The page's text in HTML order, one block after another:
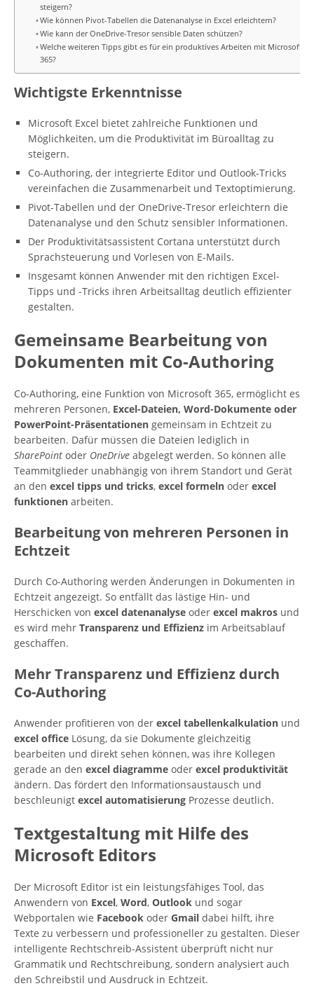
steigern?
Wie können Pivot-Tabellen die Datenanalyse in Excel erleichtern?
Wie kann der OneDrive-Tresor sensible Daten schützen?
Welche weiteren Tipps gibt es für ein produktives Arbeiten mit Microsoft
365?
Wichtigste Erkenntnisse
Microsoft Excel bietet zahlreiche Funktionen und
Möglichkeiten, um die Produktivität im Büroalltag zu
steigern.
Co-Authoring, der integrierte Editor und Outlook-Tricks
vereinfachen die Zusammenarbeit und Textoptimierung.
Pivot-Tabellen und der OneDrive-Tresor erleichtern die
Datenanalyse und den Schutz sensibler Informationen.
Der Produktivitätsassistent Cortana unterstützt durch
Sprachsteuerung und Vorlesen von E-Mails.
Insgesamt können Anwender mit den richtigen Excel-
Tipps und -Tricks ihren Arbeitsalltag deutlich effizienter
gestalten.
Gemeinsame Bearbeitung von
Dokumenten mit Co-Authoring
Co-Authoring, eine Funktion von Microsoft 365, ermöglicht es
mehreren Personen, Excel-Dateien, Word-Dokumente oder
PowerPoint-Präsentationen gemeinsam in Echtzeit zu
bearbeiten. Dafür müssen die Dateien lediglich in
SharePoint oder OneDrive abgelegt werden. So können alle
Teammitglieder unabhängig von ihrem Standort und Gerät
an den excel tipps und tricks, excel formeln oder excel
funktionen arbeiten.
Bearbeitung von mehreren Personen in
Echtzeit
Durch Co-Authoring werden Änderungen in Dokumenten in
Echtzeit angezeigt. So entfällt das lästige Hin- und
Herschicken von excel datenanalyse oder excel makros und
es wird mehr Transparenz und Effizienz im Arbeitsablauf
geschaffen.
Mehr Transparenz und Effizienz durch
Co-Authoring
Anwender profitieren von der excel tabellenkalkulation und
excel office Lösung, da sie Dokumente gleichzeitig
bearbeiten und direkt sehen können, was ihre Kollegen
gerade an den excel diagramme oder excel produktivität
ändern. Das fördert den Informationsaustausch und
beschleunigt excel automatisierung Prozesse deutlich.
Textgestaltung mit Hilfe des
Microsoft Editors
Der Microsoft Editor ist ein leistungsfähiges Tool, das
Anwendern von Excel, Word, Outlook und sogar
Webportalen wie Facebook oder Gmail dabei hilft, ihre
Texte zu verbessern und professioneller zu gestalten. Dieser
intelligente Rechtschreib-Assistent überprüft nicht nur
Grammatik und Rechtschreibung, sondern analysiert auch
den Schreibstil und Ausdruck in Echtzeit.